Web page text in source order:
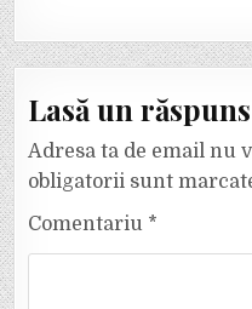
Lasă un răspuns
Adresa ta de email nu
obligatorii sunt
Comentariu *